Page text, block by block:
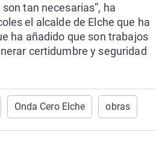
tan necesarias”, ha
el alcalde de Elche que ha
ha añadido que son trabajos
certidumbre y seguridad
Onda Cero Elche obras